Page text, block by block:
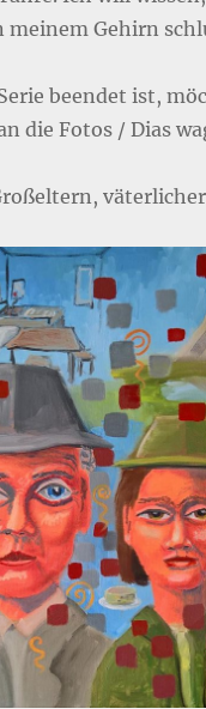
meinem Gehirn
beendet ist,
die Fotos / Dias